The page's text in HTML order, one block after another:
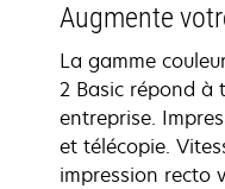
Augmente
La gamme
2 Basic répond à
entreprise.
et télécopie.
impression recto